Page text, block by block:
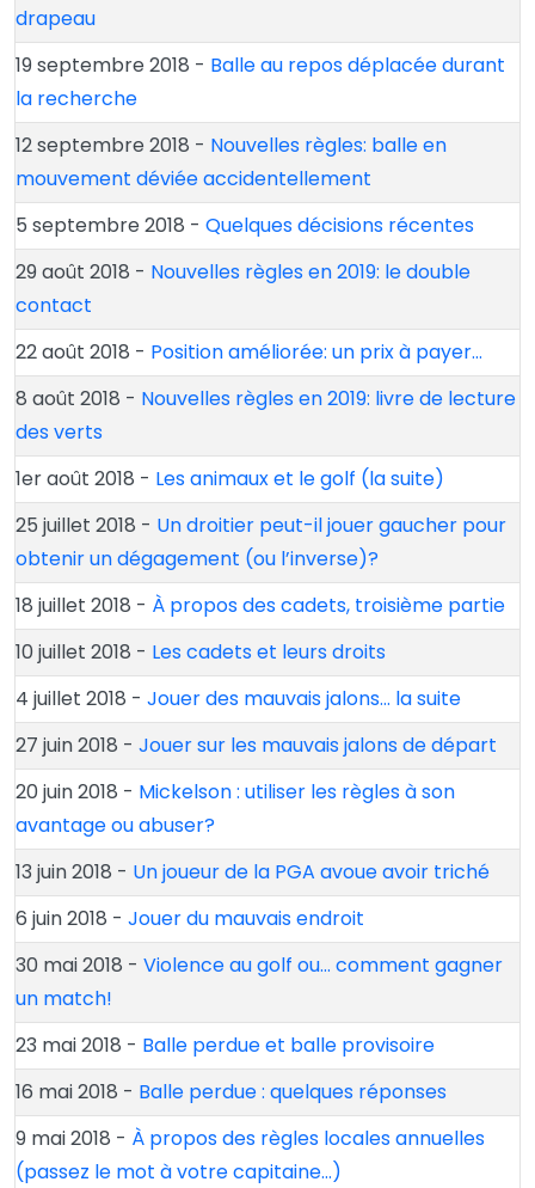
drapeau
19 septembre 2018 - Balle au repos déplacée durant
la recherche
12 septembre 2018 - Nouvelles règles: balle en
mouvement déviée accidentellement
5 septembre 2018 - Quelques décisions récentes
29 août 2018 - Nouvelles règles en 2019: le double
contact
22 août 2018 - Position améliorée: un prix à payer…
8 août 2018 - Nouvelles règles en 2019: livre de lecture
des verts
1er août 2018 - Les animaux et le golf (la suite)
25 juillet 2018 - Un droitier peut-il jouer gaucher pour
obtenir un dégagement (ou l’inverse)?
18 juillet 2018 - À propos des cadets, troisième partie
10 juillet 2018 - Les cadets et leurs droits
4 juillet 2018 - Jouer des mauvais jalons… la suite
27 juin 2018 - Jouer sur les mauvais jalons de départ
20 juin 2018 - Mickelson : utiliser les règles à son
avantage ou abuser?
13 juin 2018 - Un joueur de la PGA avoue avoir triché
6 juin 2018 - Jouer du mauvais endroit
30 mai 2018 - Violence au golf ou… comment gagner
un match!
23 mai 2018 - Balle perdue et balle provisoire
16 mai 2018 - Balle perdue : quelques réponses
9 mai 2018 - À propos des règles locales annuelles
(passez le mot à votre capitaine…)